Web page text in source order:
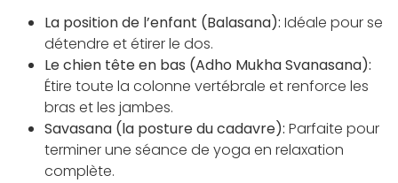
La position de l’enfant (Balasana): Idéale pour se
détendre et étirer le dos.
Le chien tête en bas (Adho Mukha Svanasana):
Étire toute la colonne vertébrale et renforce les
bras et les jambes.
Savasana (la posture du cadavre): Parfaite pour
terminer une séance de yoga en relaxation
complète.